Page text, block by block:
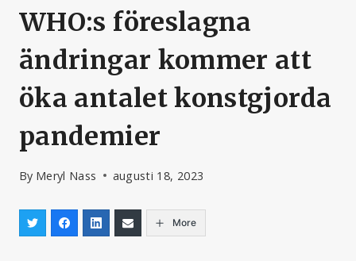
WHO:s föreslagna
ändringar kommer att
öka antalet konstgjorda
pandemier
By Meryl Nass augusti 18, 2023
More